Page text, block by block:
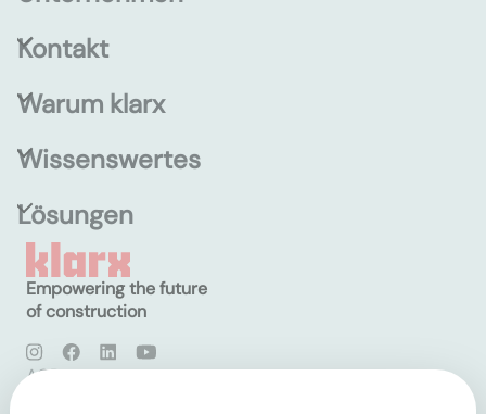
Kontakt
Warum klarx
Wissenswertes
Lösungen
Empowering the future
of construction
AGB